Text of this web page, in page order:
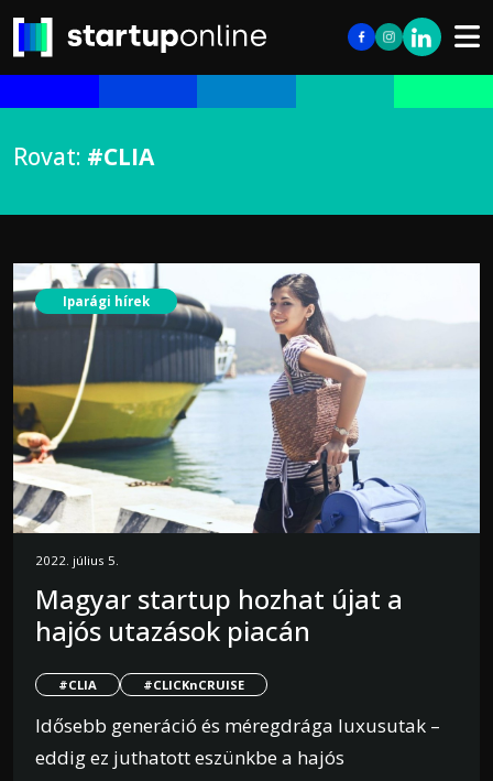
Rovat: #CLIA
Iparági hírek
2022. július 5.
Magyar startup hozhat újat a
hajós utazások piacán
#CLIA #CLICKnCRUISE
Idősebb generáció és méregdrága luxusutak –
eddig ez juthatott eszünkbe a hajós